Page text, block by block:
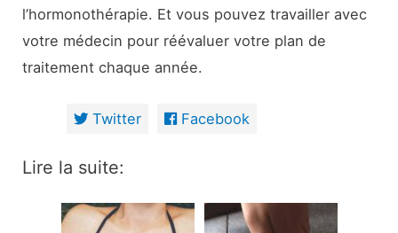
l’hormonothérapie. Et vous pouvez travailler avec
votre médecin pour réévaluer votre plan de
traitement chaque année.
Twitter Facebook
Lire la suite: